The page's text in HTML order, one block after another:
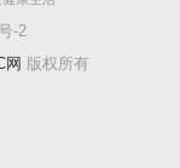
-2
网 版权所有